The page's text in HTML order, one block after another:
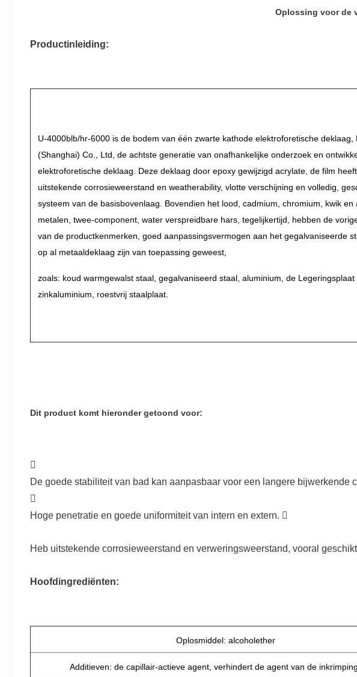
Oplossing voor de
Productinleiding:
U-4000blb/hr-6000 is de bodem van één zwarte kathode elektroforetische deklaag,
(Shanghai) Co., Ltd, de achtste generatie van onafhankelijke onderzoek en
elektroforetische deklaag. Deze deklaag door epoxy gewijzigd acrylate, de film
uitstekende corrosieweerstand en weatherability, vlotte verschijning en volledig,
systeem van de basisbovenlaag. Bovendien het lood, cadmium, chromium, kwik en
metalen, twee-component, water verspreidbare hars, tegelijkertijd, hebben de
van de productkenmerken, goed aanpassingsvermogen aan het gegalvaniseerde
op al metaaldeklaag zijn van toepassing geweest,
zoals: koud warmgewalst staal, gegalvaniseerd staal, aluminium, de Legeringsplaat
zinkaluminium, roestvrij staalplaat.
Dit product komt hieronder getoond voor:

De goede stabiliteit van bad kan aanpasbaar voor een langere bijwerkende

Hoge penetratie en goede uniformiteit van intern en extern. 
Heb uitstekende corrosieweerstand en verweringsweerstand, vooral
Hoofdingrediënten:
Oplosmiddel: alcoholether
Additieven: de capillair-actieve agent, verhindert de agent van de